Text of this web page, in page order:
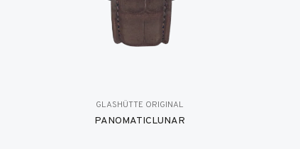
GLASHÜTTE ORIGINAL
PANOMATICLUNAR